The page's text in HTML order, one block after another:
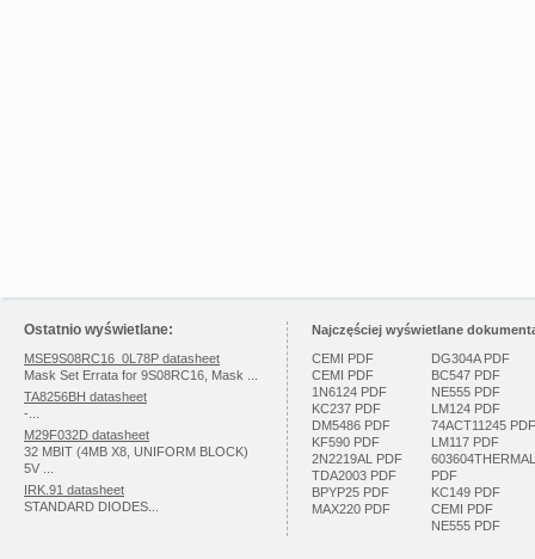
Ostatnio wyświetlane:
MSE9S08RC16_0L78P datasheet
Mask Set Errata for 9S08RC16, Mask ...
TA8256BH datasheet
-...
M29F032D datasheet
32 MBIT (4MB X8, UNIFORM BLOCK)
5V ...
IRK.91 datasheet
STANDARD DIODES...
Najczęściej wyświetlane
CEMI PDF
CEMI PDF
1N6124 PDF
KC237 PDF
DM5486 PDF
KF590 PDF
2N2219AL PDF
TDA2003 PDF
BPYP25 PDF
MAX220 PDF
DG304A PDF
BC547 PDF
NE555 PDF
LM124 PDF
74ACT11245 PDF
LM117 PDF
603604THERMAL
PDF
KC149 PDF
CEMI PDF
NE555 PDF